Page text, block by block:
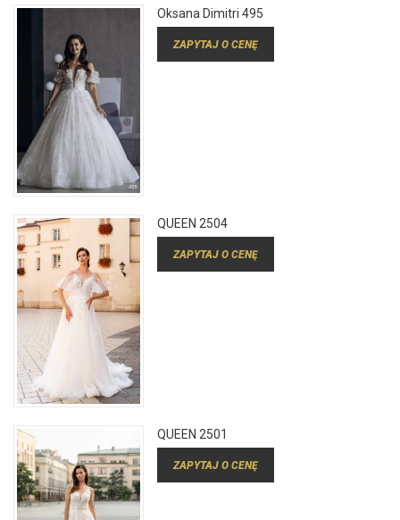
Oksana Dimitri 495
ZAPYTAJ O CENĘ
QUEEN 2504
ZAPYTAJ O CENĘ
QUEEN 2501
ZAPYTAJ O CENĘ